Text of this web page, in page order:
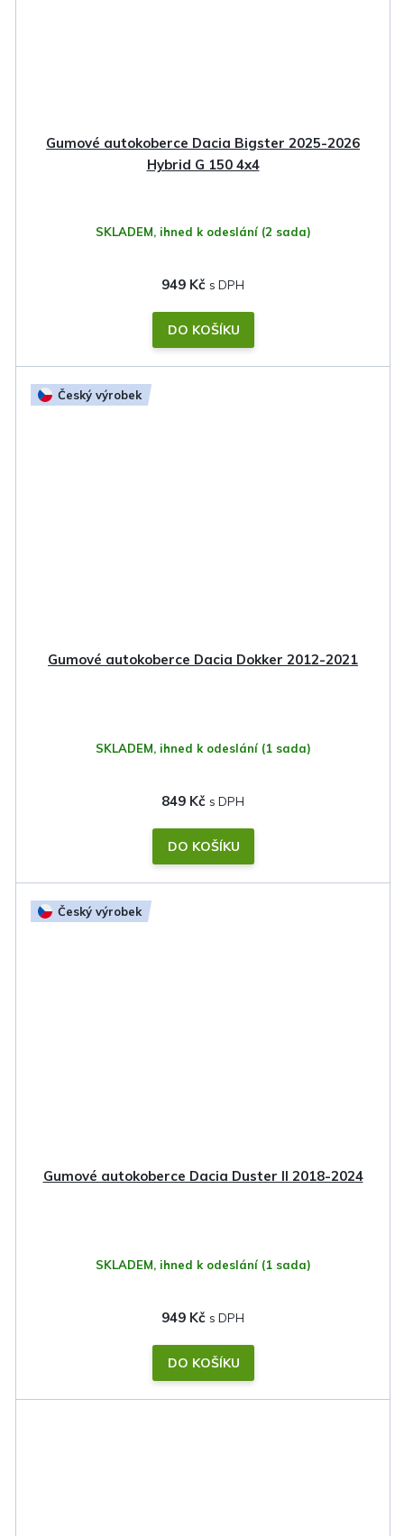
Gumové autokoberce Dacia Bigster 2025-2026
Hybrid G 150 4x4
SKLADEM, ihned k odeslání (2 sada)
949 Kč
DO KOŠÍKU
Český výrobek
Gumové autokoberce Dacia Dokker 2012-2021
SKLADEM, ihned k odeslání (1 sada)
849 Kč
DO KOŠÍKU
Český výrobek
Gumové autokoberce Dacia Duster II 2018-2024
SKLADEM, ihned k odeslání (1 sada)
949 Kč
DO KOŠÍKU